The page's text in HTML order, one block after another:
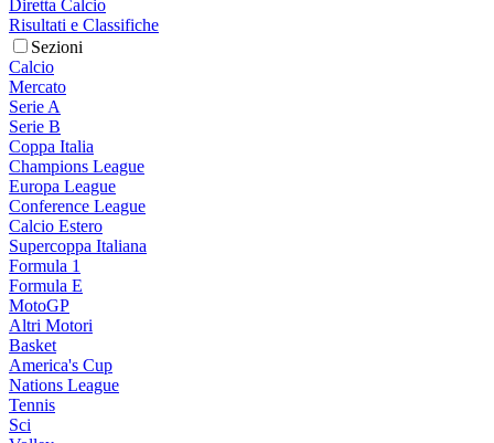
Diretta Calcio
Risultati e Classifiche
Sezioni
Calcio
Mercato
Serie A
Serie B
Coppa Italia
Champions League
Europa League
Conference League
Calcio Estero
Supercoppa Italiana
Formula 1
Formula E
MotoGP
Altri Motori
Basket
America's Cup
Nations League
Tennis
Sci